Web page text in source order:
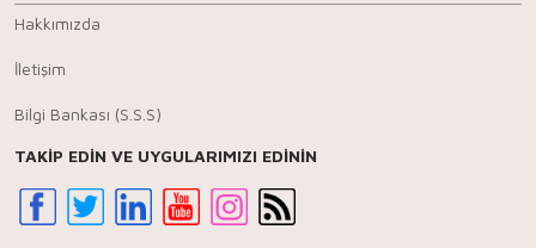
Hakkımızda
İletişim
Bilgi Bankası (S.S.S)
TAKİP EDİN VE UYGULARIMIZI EDİNİN